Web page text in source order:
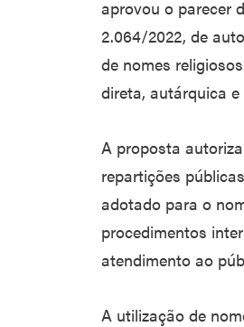
aprovou o parecer
2.064/2022, de
de nomes
direta, autárquica
A proposta
repartições
adotado para o
procedimentos
atendimento ao
A utilização de